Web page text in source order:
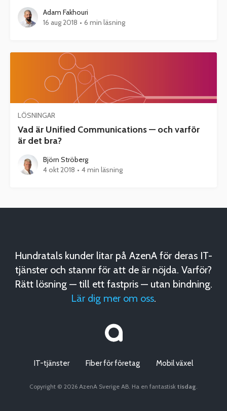
Adam Fakhouri
16 aug 2018 • 6 min läsning
LÖSNINGAR
Vad är Unified Communications — och varför
är det bra?
Björn Ströberg
4 okt 2018 • 4 min läsning
Hundratals kunder litar på AzenA för deras IT-
tjänster och stannr för att de är nöjda. Varför?
Rätt lösning — till ett fastpris — utan bindning.
Lär dig mer om oss.
IT-tjänster Fiber för företag Mobil växel
Copyright © 2026 AzenA Sverige AB. Ha en fantastisk tisdag.